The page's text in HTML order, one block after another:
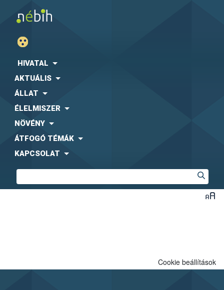
HIVATAL
AKTUÁLIS
ÁLLAT
ÉLELMISZER
NÖVÉNY
ÁTFOGÓ TÉMÁK
KAPCSOLAT
Cookie beállítások